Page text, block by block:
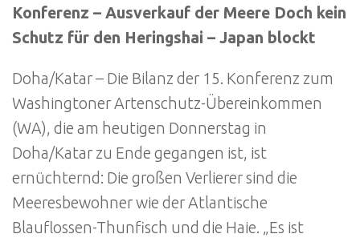
Konferenz – Ausverkauf der Meere Doch kein
Schutz für den Heringshai – Japan blockt
Doha/Katar – Die Bilanz der 15. Konferenz zum
Washingtoner Artenschutz-Übereinkommen
(WA), die am heutigen Donnerstag in
Doha/Katar zu Ende gegangen ist, ist
ernüchternd: Die großen Verlierer sind die
Meeresbewohner wie der Atlantische
Blauflossen-Thunfisch und die Haie. „Es ist